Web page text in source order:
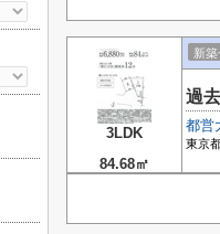
3LDK
84.68㎡
新
過
都営
東京